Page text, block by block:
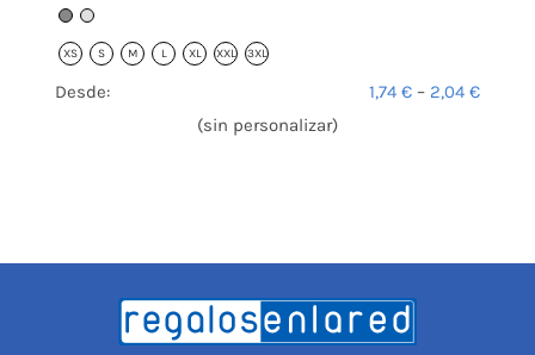
XS S M L XL XXL 3XL
Desde: 1,74 € – 2,04 €
(sin personalizar)